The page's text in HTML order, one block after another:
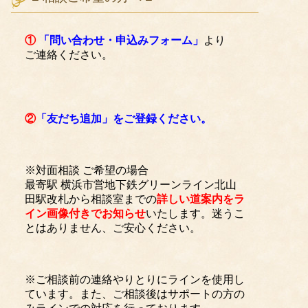
① 「問い合わせ・申込みフォーム」 より
ご連絡ください。
②「友だち追加」をご登録ください。
※対面相談 ご希望の場合
最寄駅 横浜市営地下鉄グリーンライン北山
田駅改札から相談室までの詳しい道案内をラ
イン画像付きでお知らせいたします。迷うこ
とはありません、ご安心ください。
※ご相談前の連絡やりとりにラインを使用し
ています。また、ご相談後はサポートの方の